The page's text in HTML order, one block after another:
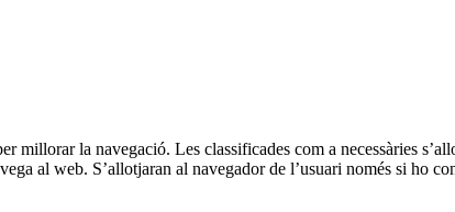
millorar la navegació. Les classificades com a necessàries
al web. S’allotjaran al navegador de l’usuari només si ho